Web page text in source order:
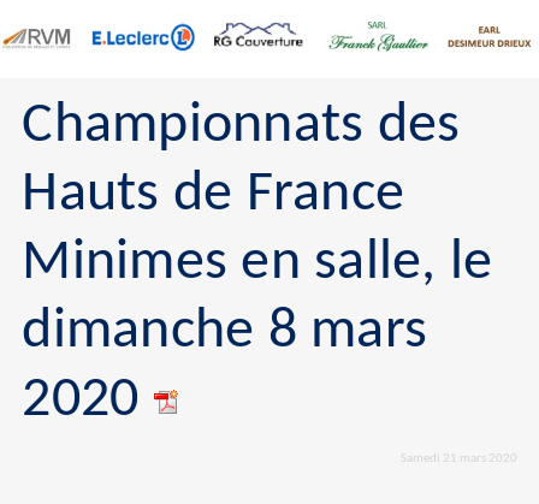
Championnats des
Hauts de France
Minimes en salle, le
dimanche 8 mars
2020
Samedi 21 mars 2020